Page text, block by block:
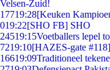
Velsen-Zuid!
17719:28[Keuken
019:22[SHO FB] SHO
24519:15Voetballers lepel
7219:10[HAZES-gate
16619:09Traditioneel